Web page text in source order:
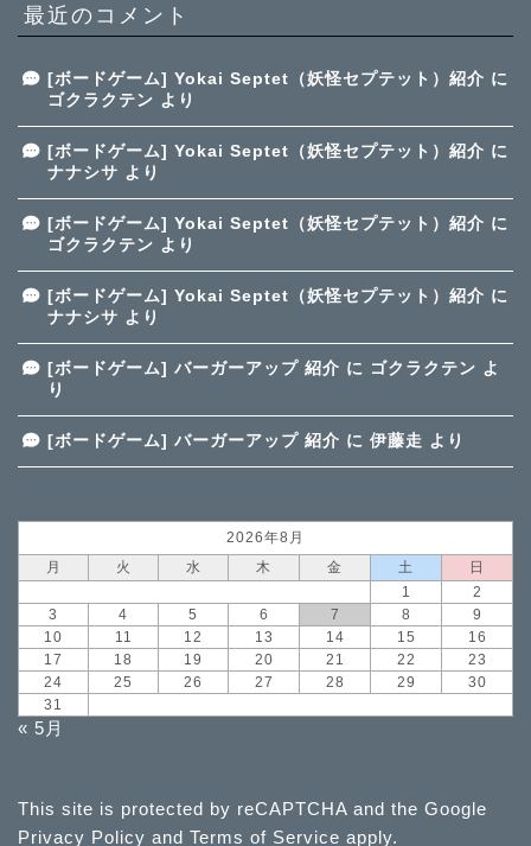
最近のコメント
[ボードゲーム] Yokai Septet（妖怪セプテット）紹介 に
ゴクラクテン より
[ボードゲーム] Yokai Septet（妖怪セプテット）紹介 に
ナナシサ より
[ボードゲーム] Yokai Septet（妖怪セプテット）紹介 に
ゴクラクテン より
[ボードゲーム] Yokai Septet（妖怪セプテット）紹介 に
ナナシサ より
[ボードゲーム] バーガーアップ 紹介 に ゴクラクテン よ
り
[ボードゲーム] バーガーアップ 紹介 に 伊藤走 より
2026年8月
月
火 水 木 金 土
日
1
2
3
4 5 6 7 8
9
10
11 12 13 14 15
16
17
18 19 20 21 22
23
24
25 26 27 28 29
30
31
« 5月
This site is protected by reCAPTCHA and the Google
Privacy Policy and Terms of Service apply.